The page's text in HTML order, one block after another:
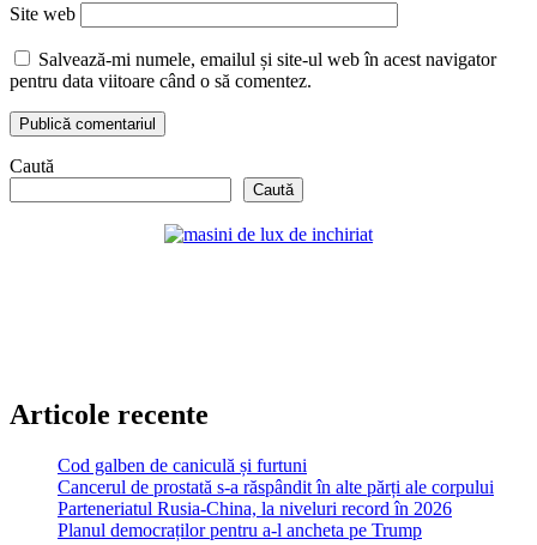
Site web
Salvează-mi numele, emailul și site-ul web în acest navigator
pentru data viitoare când o să comentez.
Caută
Caută
Articole recente
Cod galben de caniculă și furtuni
Cancerul de prostată s-a răspândit în alte părți ale corpului
Parteneriatul Rusia-China, la niveluri record în 2026
Planul democraților pentru a-l ancheta pe Trump